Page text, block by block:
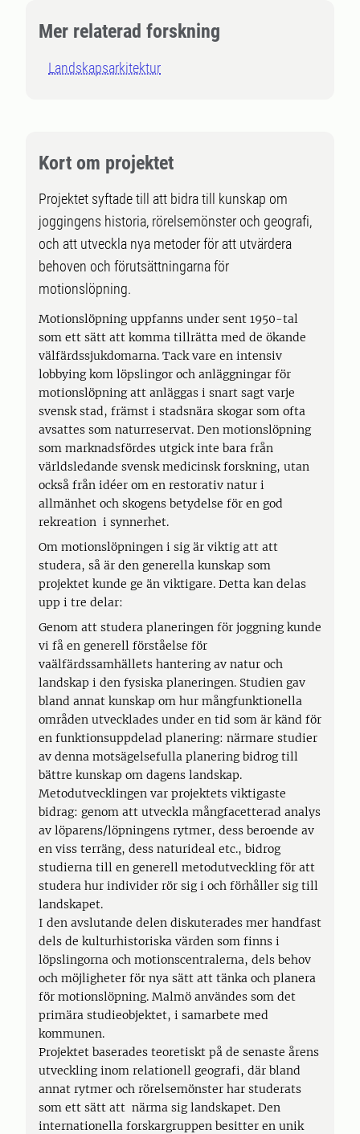
Mer relaterad forskning
Landskapsarkitektur
Kort om projektet
Projektet syftade till att bidra till kunskap om
joggingens historia, rörelsemönster och geografi,
och att utveckla nya metoder för att utvärdera
behoven och förutsättningarna för
motionslöpning.
Motionslöpning uppfanns under sent 1950-tal
som ett sätt att komma tillrätta med de ökande
välfärdssjukdomarna. Tack vare en intensiv
lobbying kom löpslingor och anläggningar för
motionslöpning att anläggas i snart sagt varje
svensk stad, främst i stadsnära skogar som ofta
avsattes som naturreservat. Den motionslöpning
som marknadsfördes utgick inte bara från
världsledande svensk medicinsk forskning, utan
också från idéer om en restorativ natur i
allmänhet och skogens betydelse för en god
rekreation i synnerhet.
Om motionslöpningen i sig är viktig att att
studera, så är den generella kunskap som
projektet kunde ge än viktigare. Detta kan delas
upp i tre delar:
Genom att studera planeringen för joggning kunde
vi få en generell förståelse för
vaälfärdssamhällets hantering av natur och
landskap i den fysiska planeringen. Studien gav
bland annat kunskap om hur mångfunktionella
områden utvecklades under en tid som är känd för
en funktionsuppdelad planering: närmare studier
av denna motsägelsefulla planering bidrog till
bättre kunskap om dagens landskap.
Metodutvecklingen var projektets viktigaste
bidrag: genom att utveckla mångfacetterad analys
av löparens/löpningens rytmer, dess beroende av
en viss terräng, dess naturideal etc., bidrog
studierna till en generell metodutveckling för att
studera hur individer rör sig i och förhåller sig till
landskapet.
I den avslutande delen diskuterades mer handfast
dels de kulturhistoriska värden som finns i
löpslingorna och motionscentralerna, dels behov
och möjligheter för nya sätt att tänka och planera
för motionslöpning. Malmö användes som det
primära studieobjektet, i samarbete med
kommunen.
Projektet baserades teoretiskt på de senaste årens
utveckling inom relationell geografi, där bland
annat rytmer och rörelsemönster har studerats
som ett sätt att närma sig landskapet. Den
internationella forskargruppen besitter en unik